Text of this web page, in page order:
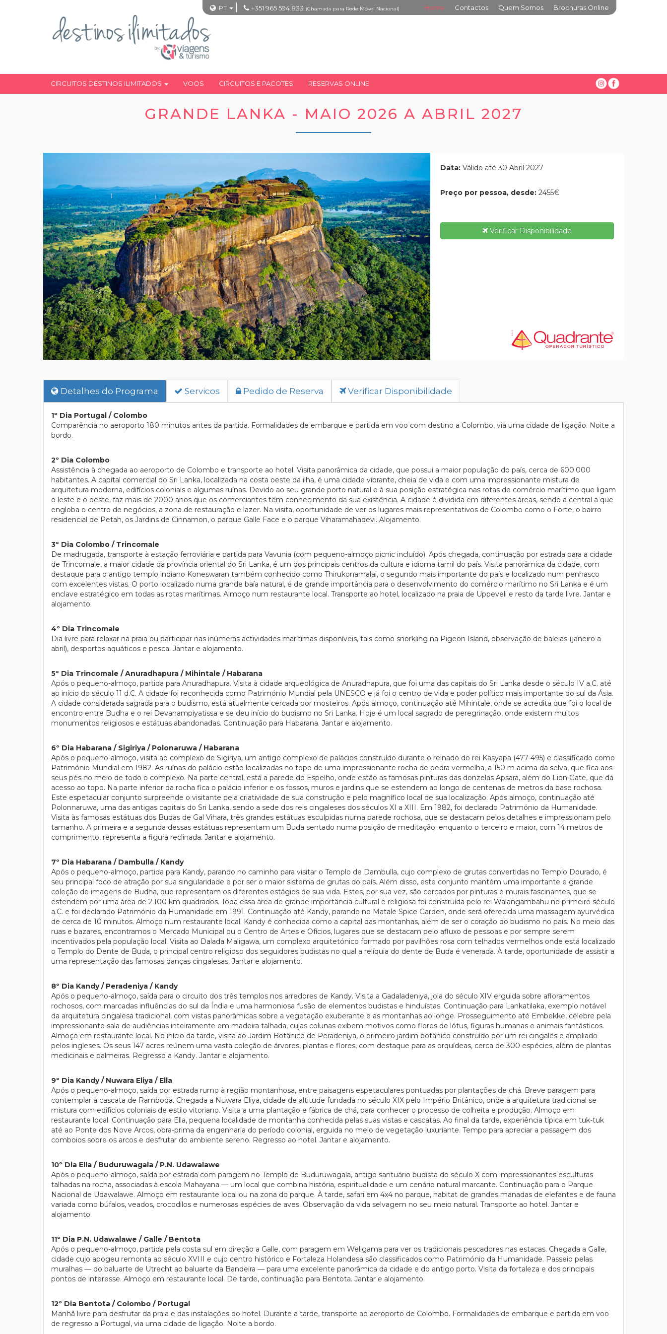
PT +351 965 594 833 (Chamada para Rede Móvel Nacional) Home Contactos Quem Somos Brochuras Online
CIRCUITOS DESTINOS ILIMITADOS VOOS CIRCUITOS E PACOTES RESERVAS ONLINE
GRANDE LANKA - MAIO 2026 A ABRIL 2027
Data: Válido até 30 Abril 2027
Preço por pessoa, desde: 2455€
Verificar Disponibilidade
Detalhes do Programa Servicos Pedido de Reserva Verificar Disponibilidade
1º Dia Portugal / Colombo
Comparência no aeroporto 180 minutos antes da partida. Formalidades de embarque e partida em voo com destino a Colombo, via uma cidade de ligação. Noite a
bordo.
2º Dia Colombo
Assistência à chegada ao aeroporto de Colombo e transporte ao hotel. Visita panorâmica da cidade, que possui a maior população do país, cerca de 600.000
habitantes. A capital comercial do Sri Lanka, localizada na costa oeste da ilha, é uma cidade vibrante, cheia de vida e com uma impressionante mistura de
arquitetura moderna, edifícios coloniais e algumas ruínas. Devido ao seu grande porto natural e à sua posição estratégica nas rotas de comércio marítimo que ligam
o leste e o oeste, faz mais de 2000 anos que os comerciantes têm conhecimento da sua existência. A cidade é dividida em diferentes áreas, sendo a central a que
engloba o centro de negócios, a zona de restauração e lazer. Na visita, oportunidade de ver os lugares mais representativos de Colombo como o Forte, o bairro
residencial de Petah, os Jardins de Cinnamon, o parque Galle Face e o parque Viharamahadevi. Alojamento.
3º Dia Colombo / Trincomale
De madrugada, transporte à estação ferroviária e partida para Vavunia (com pequeno-almoço picnic incluído). Após chegada, continuação por estrada para a cidade
de Trincomale, a maior cidade da província oriental do Sri Lanka, é um dos principais centros da cultura e idioma tamil do país. Visita panorâmica da cidade, com
destaque para o antigo templo indiano Koneswaran também conhecido como Thirukonamalai, o segundo mais importante do país e localizado num penhasco
com excelentes vistas. O porto localizado numa grande baía natural, é de grande importância para o desenvolvimento do comércio marítimo no Sri Lanka e é um
enclave estratégico em todas as rotas marítimas. Almoço num restaurante local. Transporte ao hotel, localizado na praia de Uppeveli e resto da tarde livre. Jantar e
alojamento.
4º Dia Trincomale
Dia livre para relaxar na praia ou participar nas inúmeras actividades marítimas disponíveis, tais como snorkling na Pigeon Island, observação de baleias (janeiro a
abril), desportos aquáticos e pesca. Jantar e alojamento.
5º Dia Trincomale / Anuradhapura / Mihintale / Habarana
Após o pequeno-almoço, partida para Anuradhapura. Visita à cidade arqueológica de Anuradhapura, que foi uma das capitais do Sri Lanka desde o século IV a.C. até
ao início do século 11 d.C. A cidade foi reconhecida como Património Mundial pela UNESCO e já foi o centro de vida e poder político mais importante do sul da Ásia.
A cidade considerada sagrada para o budismo, está atualmente cercada por mosteiros. Após almoço, continuação até Mihintale, onde se acredita que foi o local de
encontro entre Budha e o rei Devanampiyatissa e se deu início do budismo no Sri Lanka. Hoje é um local sagrado de peregrinação, onde existem muitos
monumentos religiosos e estátuas abandonadas. Continuação para Habarana. Jantar e alojamento.
6º Dia Habarana / Sigiriya / Polonaruwa / Habarana
Após o pequeno-almoço, visita ao complexo de Sigiriya, um antigo complexo de palácios construído durante o reinado do rei Kasyapa (477-495) e classificado como
Património Mundial em 1982. As ruínas do palácio estão localizadas no topo de uma impressionante rocha de pedra vermelha, a 150 m acima da selva, que fica aos
seus pés no meio de todo o complexo. Na parte central, está a parede do Espelho, onde estão as famosas pinturas das donzelas Apsara, além do Lion Gate, que dá
acesso ao topo. Na parte inferior da rocha fica o palácio inferior e os fossos, muros e jardins que se estendem ao longo de centenas de metros da base rochosa.
Este espetacular conjunto surpreende o visitante pela criatividade de sua construção e pelo magnífico local de sua localização. Após almoço, continuação até
Polonnaruwa, uma das antigas capitais do Sri Lanka, sendo a sede dos reis cingaleses dos séculos XI a XIII. Em 1982, foi declarado Património da Humanidade.
Visita às famosas estátuas dos Budas de Gal Vihara, três grandes estátuas esculpidas numa parede rochosa, que se destacam pelos detalhes e impressionam pelo
tamanho. A primeira e a segunda dessas estátuas representam um Buda sentado numa posição de meditação; enquanto o terceiro e maior, com 14 metros de
comprimento, representa a figura reclinada. Jantar e alojamento.
7º Dia Habarana / Dambulla / Kandy
Após o pequeno-almoço, partida para Kandy, parando no caminho para visitar o Templo de Dambulla, cujo complexo de grutas convertidas no Templo Dourado, é
seu principal foco de atração por sua singularidade e por ser o maior sistema de grutas do país. Além disso, este conjunto mantém uma importante e grande
coleção de imagens de Budha, que representam os diferentes estágios de sua vida. Estes, por sua vez, são cercados por pinturas e murais fascinantes, que se
estendem por uma área de 2.100 km quadrados. Toda essa área de grande importância cultural e religiosa foi construída pelo rei Walangambahu no primeiro século
a.C. e foi declarado Património da Humanidade em 1991. Continuação até Kandy, parando no Matale Spice Garden, onde será oferecida uma massagem ayurvédica
de cerca de 10 minutos. Almoço num restaurante local. Kandy é conhecida como a capital das montanhas, além de ser o coração do budismo no país. No meio das
ruas e bazares, encontramos o Mercado Municipal ou o Centro de Artes e Ofícios, lugares que se destacam pelo afluxo de pessoas e por sempre serem
incentivados pela população local. Visita ao Dalada Maligawa, um complexo arquitetónico formado por pavilhões rosa com telhados vermelhos onde está localizado
o Templo do Dente de Buda, o principal centro religioso dos seguidores budistas no qual a relíquia do dente de Buda é venerada. À tarde, oportunidade de assistir a
uma representação das famosas danças cingalesas. Jantar e alojamento.
8º Dia Kandy / Peradeniya / Kandy
Após o pequeno-almoço, saída para o circuito dos três templos nos arredores de Kandy. Visita a Gadaladeniya, joia do século XIV erguida sobre afloramentos
rochosos, com marcadas influências do sul da Índia e uma harmoniosa fusão de elementos budistas e hinduístas. Continuação para Lankatilaka, exemplo notável
da arquitetura cingalesa tradicional, com vistas panorâmicas sobre a vegetação exuberante e as montanhas ao longe. Prosseguimento até Embekke, célebre pela
impressionante sala de audiências inteiramente em madeira talhada, cujas colunas exibem motivos como flores de lótus, figuras humanas e animais fantásticos.
Almoço em restaurante local. No início da tarde, visita ao Jardim Botânico de Peradeniya, o primeiro jardim botânico construído por um rei cingalês e ampliado
pelos ingleses. Os seus 147 acres reúnem uma vasta coleção de árvores, plantas e flores, com destaque para as orquídeas, cerca de 300 espécies, além de plantas
medicinais e palmeiras. Regresso a Kandy. Jantar e alojamento.
9º Dia Kandy / Nuwara Eliya / Ella
Após o pequeno-almoço, saída por estrada rumo à região montanhosa, entre paisagens espetaculares pontuadas por plantações de chá. Breve paragem para
contemplar a cascata de Ramboda. Chegada a Nuwara Eliya, cidade de altitude fundada no século XIX pelo Império Britânico, onde a arquitetura tradicional se
mistura com edifícios coloniais de estilo vitoriano. Visita a uma plantação e fábrica de chá, para conhecer o processo de colheita e produção. Almoço em
restaurante local. Continuação para Ella, pequena localidade de montanha conhecida pelas suas vistas e cascatas. Ao final da tarde, experiência típica em tuk-tuk
até ao Ponte dos Nove Arcos, obra-prima da engenharia do período colonial, erguida no meio de vegetação luxuriante. Tempo para apreciar a passagem dos
comboios sobre os arcos e desfrutar do ambiente sereno. Regresso ao hotel. Jantar e alojamento.
10º Dia Ella / Buduruwagala / P.N. Udawalawe
Após o pequeno-almoço, saída por estrada com paragem no Templo de Buduruwagala, antigo santuário budista do século X com impressionantes esculturas
talhadas na rocha, associadas à escola Mahayana — um local que combina história, espiritualidade e um cenário natural marcante. Continuação para o Parque
Nacional de Udawalawe. Almoço em restaurante local ou na zona do parque. À tarde, safari em 4x4 no parque, habitat de grandes manadas de elefantes e de fauna
variada como búfalos, veados, crocodilos e numerosas espécies de aves. Observação da vida selvagem no seu meio natural. Transporte ao hotel. Jantar e
alojamento.
11º Dia P.N. Udawalawe / Galle / Bentota
Após o pequeno-almoço, partida pela costa sul em direção a Galle, com paragem em Weligama para ver os tradicionais pescadores nas estacas. Chegada a Galle,
cidade cujo apogeu remonta ao século XVIII e cujo centro histórico e Fortaleza Holandesa são classificados como Património da Humanidade. Passeio pelas
muralhas — do baluarte de Utrecht ao baluarte da Bandeira — para uma excelente panorâmica da cidade e do antigo porto. Visita da fortaleza e dos principais
pontos de interesse. Almoço em restaurante local. De tarde, continuação para Bentota. Jantar e alojamento.
12º Dia Bentota / Colombo / Portugal
Manhã livre para desfrutar da praia e das instalações do hotel. Durante a tarde, transporte ao aeroporto de Colombo. Formalidades de embarque e partida em voo
de regresso a Portugal, via uma cidade de ligação. Noite a bordo.